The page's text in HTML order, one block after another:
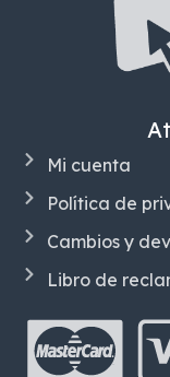
Mi cuenta
Política de
Cambios y
Libro de